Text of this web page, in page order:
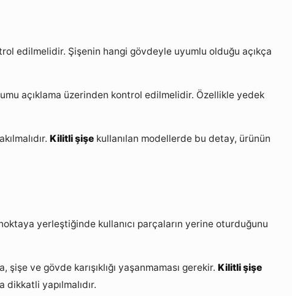
edilmelidir. Şişenin hangi gövdeyle uyumlu olduğu açıkça
açıklama üzerinden kontrol edilmelidir. Özellikle yedek
Kilitli şişe kullanılan modellerde bu detay, ürünün
yerleştiğinde kullanıcı parçaların yerine oturduğunu
ve gövde karışıklığı yaşanmaması gerekir. Kilitli şişe
yapılmalıdır.